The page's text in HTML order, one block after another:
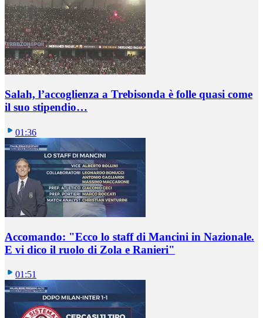
Salah, l’accoglienza a Trebisonda è folle quasi come
il suo stipendio…
01:36
Accomando: "Ecco lo staff di Mancini in Nazionale.
E vi dico il ruolo di Zola e Ranieri"
01:51